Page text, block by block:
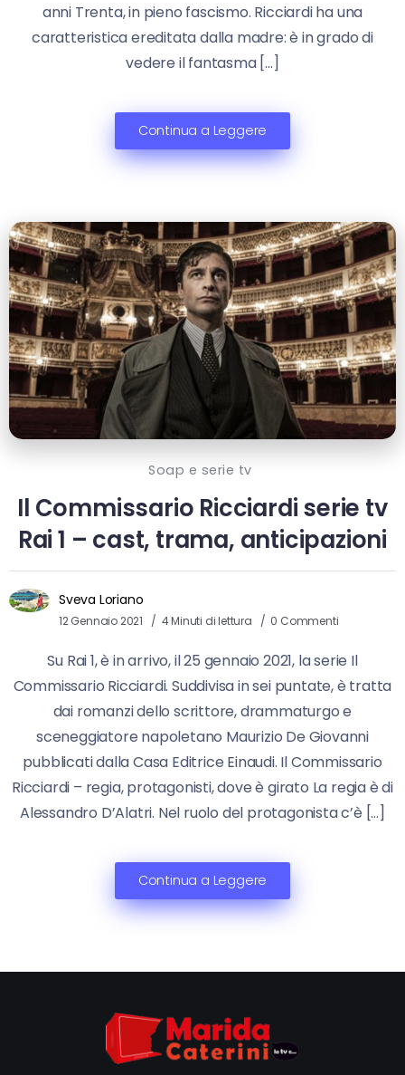
anni Trenta, in pieno fascismo. Ricciardi ha una
caratteristica ereditata dalla madre: è in grado di
vedere il fantasma […]
Continua a Leggere
Soap e serie tv
Il Commissario Ricciardi serie tv
Rai 1 – cast, trama, anticipazioni
Sveva Loriano
12 Gennaio 2021 4 Minuti di lettura 0 Commenti
Su Rai 1, è in arrivo, il 25 gennaio 2021, la serie Il
Commissario Ricciardi. Suddivisa in sei puntate, è tratta
dai romanzi dello scrittore, drammaturgo e
sceneggiatore napoletano Maurizio De Giovanni
pubblicati dalla Casa Editrice Einaudi. Il Commissario
Ricciardi – regia, protagonisti, dove è girato La regia è di
Alessandro D’Alatri. Nel ruolo del protagonista c’è […]
Continua a Leggere